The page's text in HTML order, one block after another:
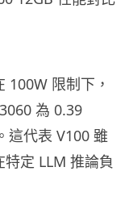
100W 限制下，
為 0.39
這代表 V100 雖
定 LLM 推論負